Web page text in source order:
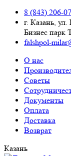
8 (843) 206-
г. Казань,
Бизнес парк
falshpol-
О нас
Советы
Документы
Оплата
Доставка
Возврат
Казань